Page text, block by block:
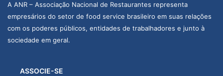
A ANR – Associação Nacional de Restaurantes representa
empresários do setor de food service brasileiro em suas relações
com os poderes públicos, entidades de trabalhadores e junto à
sociedade em geral.
ASSOCIE-SE